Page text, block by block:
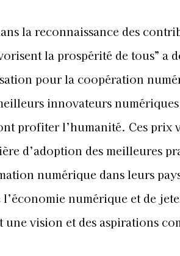
la reconnaissance des
la prospérité de tous” a
pour la coopération
innovateurs numériques
profiter l’humanité. Ces prix
d’adoption des meilleures
numérique dans leurs
numérique et de
vision et des aspirations